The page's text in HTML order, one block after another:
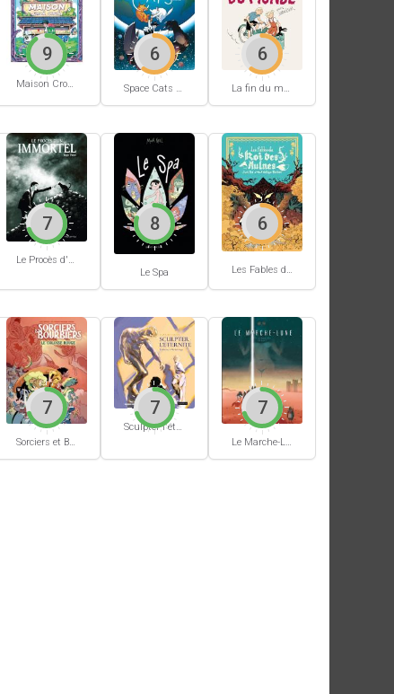
Maison Croâ Croâ
9
Space Cats #1
6
La fin du monde (Stanislas)
6
Le Procès d'un immortel
7
Le Spa
8
Les Fables du Roi des Aulnes
6
7
Sculpter l'éternité
7 7